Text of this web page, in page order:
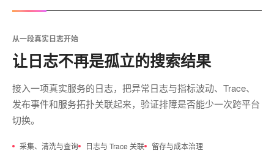
从一段真实日志开始
让日志不再是孤立的搜索结果
接入一项真实服务的日志，把异常日志与指标波动、Trace、
发布事件和服务拓扑关联起来，验证排障是否能少一次跨平台
切换。
采集、清洗与查询 日志与 Trace 关联 留存与成本治理